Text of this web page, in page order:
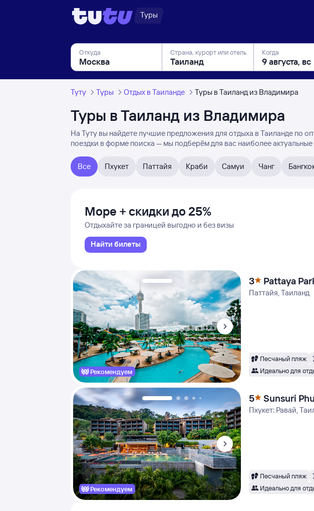
Туры
Откуда Страна, курорт или отель Когда
Туту Туры Отдых в Таиланде Туры в Таиланд из Владимира
Туры в Таиланд из Владимира
На Туту вы найдете лучшие предложения для отдыха в Таиланде по
поездки в форме поиска — мы подберём для вас наиболее
Все Пхукет Паттайя Краби Самуи Чанг
Море + скидки до 25%
Отдыхайте за границей выгодно и без визы
Найти билеты
Рекомендуем
3 Pattaya
Паттайя, Таиланд
Песчаный пляж
Идеально для
Рекомендуем
5 Sunsuri
Пхукет: Равай,
Песчаный пляж
Идеально для